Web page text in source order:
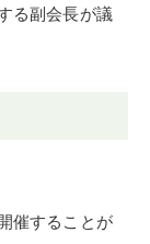
る副会長が議
催することが